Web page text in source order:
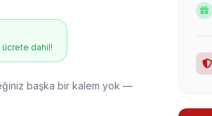
ücrete dahil!
başka bir kalem yok —